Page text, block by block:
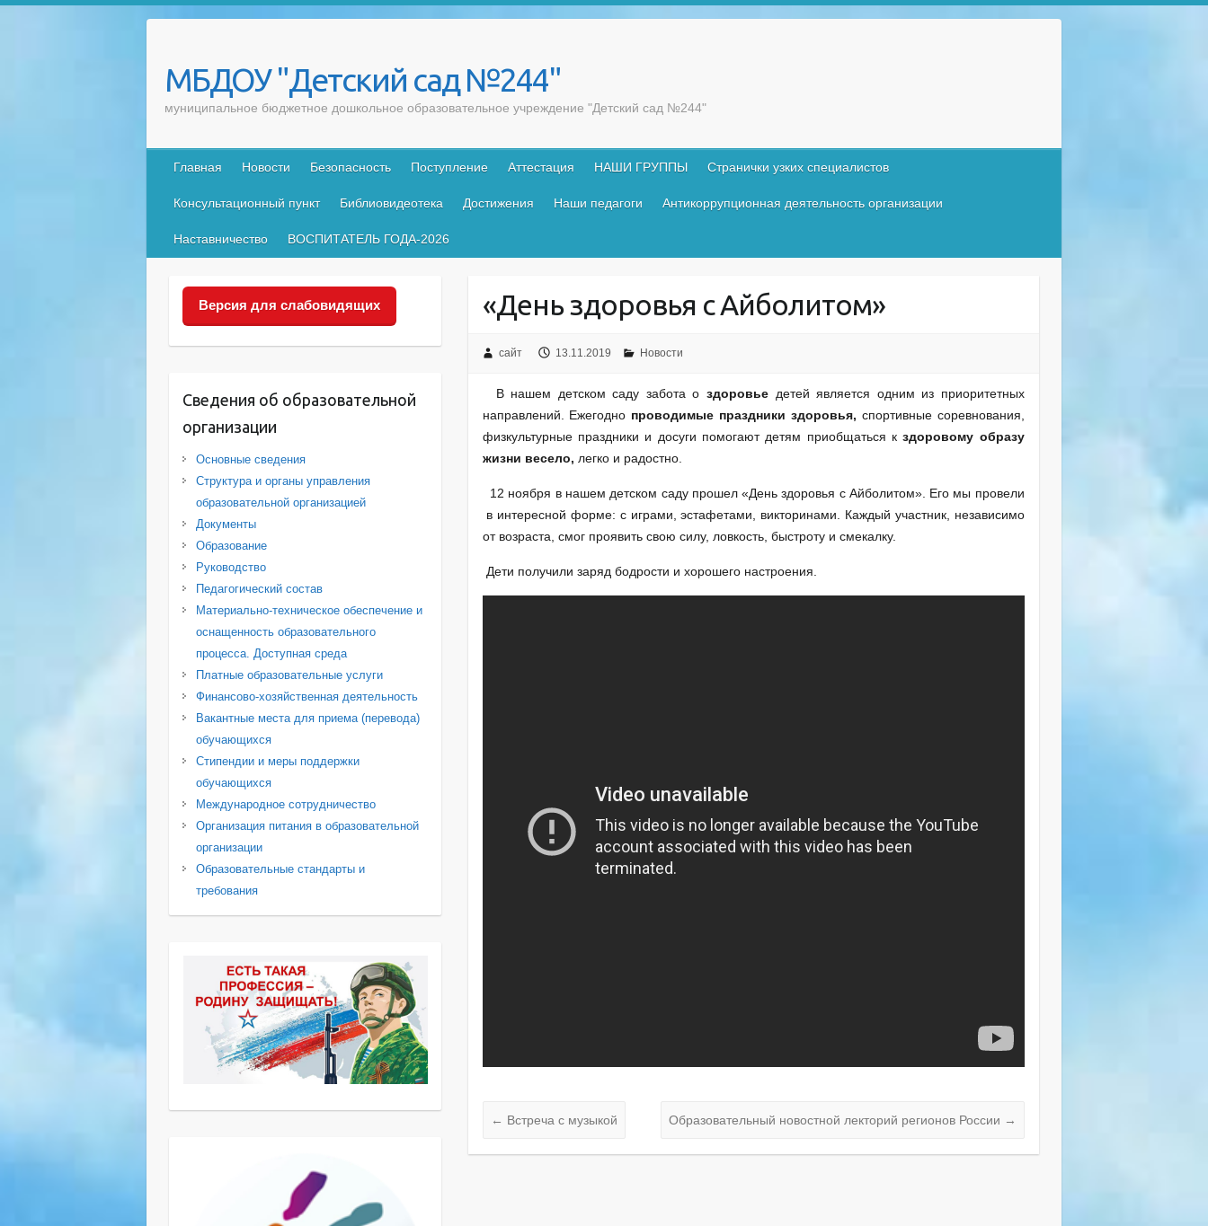
МБДОУ "Детский сад №244"
муниципальное бюджетное дошкольное образовательное учреждение "Детский сад №244"
Главная Новости Безопасность Поступление Аттестация НАШИ ГРУППЫ Странички узких специалистов
Консультационный пункт Библиовидеотека Достижения Наши педагоги Антикоррупционная деятельность организации
Наставничество ВОСПИТАТЕЛЬ ГОДА-2026
«День здоровья с Айболитом»
сайт 13.11.2019 Новости
В нашем детском саду забота о здоровьедетей является одним из приоритетных
направлений. Ежегодно проводимые праздники здоровья, спортивные соревнования,
физкультурные праздники и досуги помогают детям приобщаться кздоровому образу
жизни весело, легко и радостно.
12 ноября в нашем детском саду прошел «День здоровья с Айболитом». Его мы провели
в интересной форме: с играми, эстафетами, викторинами. Каждый участник, независимо
от возраста, смог проявить свою силу, ловкость, быстроту и смекалку.
Дети получили заряд бодрости и хорошего настроения.
← Встреча с музыкой Образовательный новостной лекторий регионов России →
Версия для слабовидящих
Сведения об образовательной
организации
Основные сведения
Структура и органы управления
образовательной организацией
Документы
Образование
Руководство
Педагогический состав
Материально-техническое обеспечение и
оснащенность образовательного
процесса. Доступная среда
Платные образовательные услуги
Финансово-хозяйственная деятельность
Вакантные места для приема (перевода)
обучающихся
Стипендии и меры поддержки
обучающихся
Международное сотрудничество
Организация питания в образовательной
организации
Образовательные стандарты и
требования